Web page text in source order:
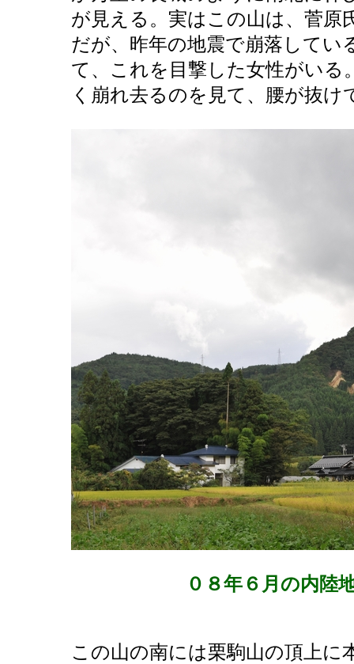
が見える。実はこの山は、菅原
だが、昨年の地震で崩落してい
て、これを目撃した女性がいる
く崩れ去るのを見て、腰が抜
０８年６月の内陸
この山の南には栗駒山の頂上に